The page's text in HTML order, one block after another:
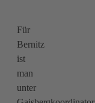
Für
Bernitz
ist
man
unter